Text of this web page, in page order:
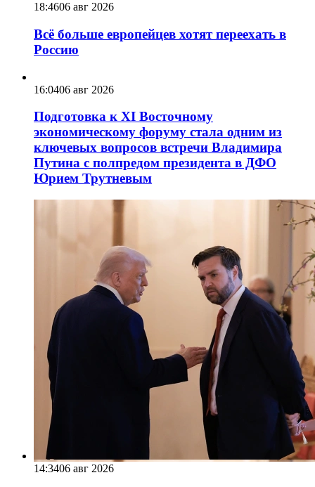
18:4606 авг 2026
Всё больше европейцев хотят переехать в
Россию
16:0406 авг 2026
Подготовка к XI Восточному
экономическому форуму стала одним из
ключевых вопросов встречи Владимира
Путина с полпредом президента в ДФО
Юрием Трутневым
14:3406 авг 2026